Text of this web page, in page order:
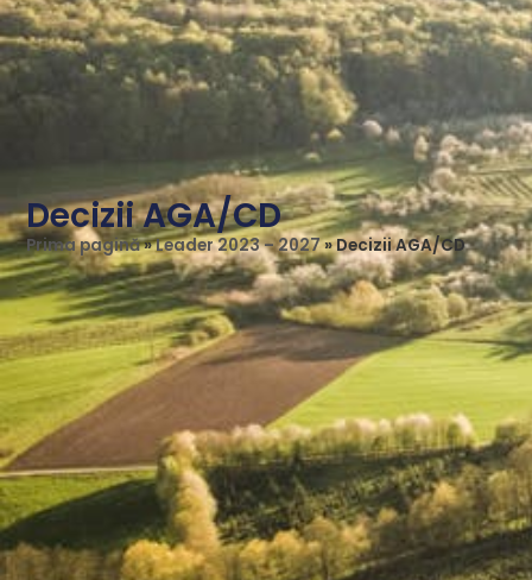
Decizii AGA/CD
Prima pagină»Leader 2023 – 2027»Decizii AGA/CD